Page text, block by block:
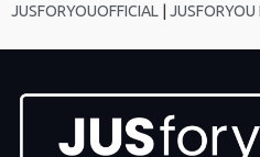
JUSFORYOUOFFICIAL